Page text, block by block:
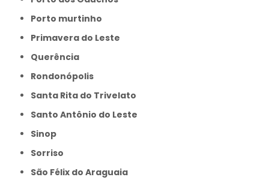
Porto murtinho
Primavera do Leste
Querência
Rondonópolis
Santa Rita do Trivelato
Santo Antônio do Leste
Sinop
Sorriso
São Félix do Araguaia